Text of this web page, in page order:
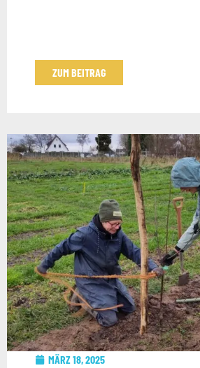
ZUM BEITRAG
MÄRZ 18, 2025